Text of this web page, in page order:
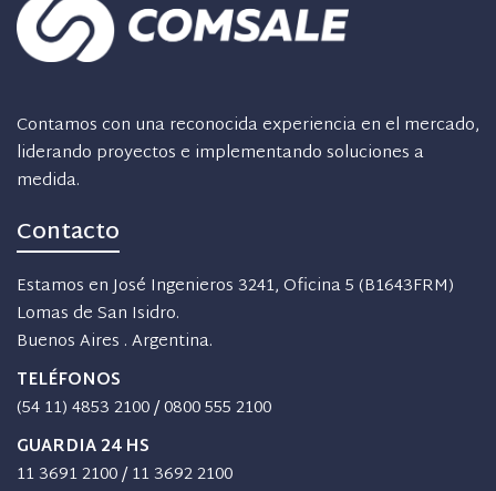
Contamos con una reconocida experiencia en el mercado,
liderando proyectos e implementando soluciones a
medida.
Contacto
Estamos en José Ingenieros 3241, Oficina 5 (B1643FRM)
Lomas de San Isidro.
Buenos Aires . Argentina.
TELÉFONOS
(54 11) 4853 2100/0800 555 2100
GUARDIA 24 HS
11 3691 2100/11 3692 2100